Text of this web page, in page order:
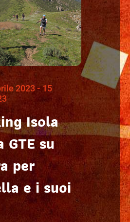
2023 - 15
Isola
GTE su
per
e i suoi